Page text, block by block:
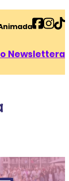
Newslettera